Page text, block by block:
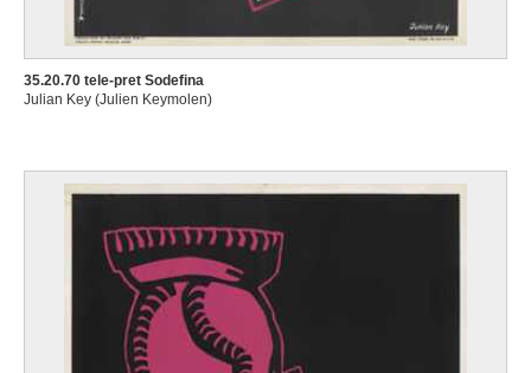
35.20.70 tele-pret Sodefina
Julian Key (Julien Keymolen)